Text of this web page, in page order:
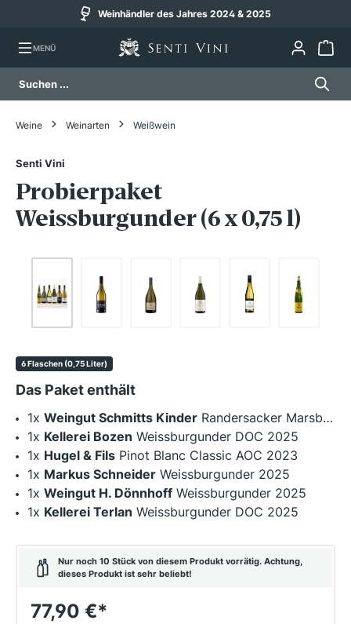
Weinhändler des Jahres 2024 & 2025
MENÜ
Weine Weinarten Weißwein
Senti Vini
Probierpaket
Weissburgunder (6 x 0,75 l)
6 Flaschen (0,75 Liter)
Das Paket enthält
1x Weingut Schmitts Kinder Randersacker Marsberg Weißer Burgunder trocken VDP. Erste Lage 2023 BIO
1x Kellerei Bozen Weissburgunder DOC 2025
1x Hugel & Fils Pinot Blanc Classic AOC 2023
1x Markus Schneider Weissburgunder 2025
1x Weingut H. Dönnhoff Weissburgunder 2025
1x Kellerei Terlan Weissburgunder DOC 2025
Nur noch 10 Stück von diesem Produkt vorrätig. Achtung,
dieses Produkt ist sehr beliebt!
77,90 €*